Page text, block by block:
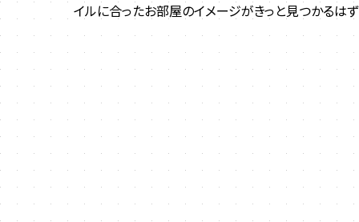
イルに合ったお部屋のイメージがきっと見つかるは